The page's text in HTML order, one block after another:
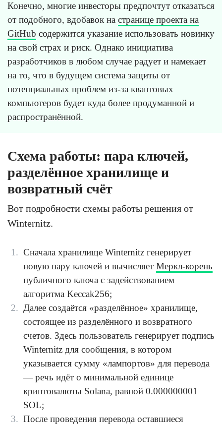
Конечно, многие инвесторы предпочтут отказаться
от подобного, вдобавок на странице проекта на
GitHub содержится указание использовать новинку
на свой страх и риск. Однако инициатива
разработчиков в любом случае радует и намекает
на то, что в будущем система защиты от
потенциальных проблем из-за квантовых
компьютеров будет куда более продуманной и
распространённой.
Схема работы: пара ключей,
разделённое хранилище и
возвратный счёт
Вот подробности схемы работы решения от
Winternitz.
Сначала хранилище Winternitz генерирует
новую пару ключей и вычисляет Меркл-корень
публичного ключа с задействованием
алгоритма Keccak256;
Далее создаётся «разделённое» хранилище,
состоящее из разделённого и возвратного
счетов. Здесь пользователь генерирует подпись
Winternitz для сообщения, в котором
указывается сумму «лампортов» для перевода
— речь идёт о минимальной единице
криптовалюты Solana, равной 0.000000001
SOL;
После проведения перевода оставшиеся